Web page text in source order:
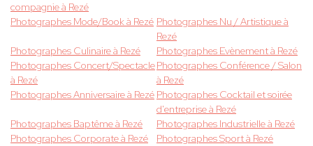
compagnie à Rezé
Photographes Mode/Book à Rezé Photographes Nu / Artistique à
Rezé
Photographes Culinaire à Rezé
Photographes Evènement à Rezé
Photographes Concert/Spectacle
à Rezé
Photographes Conférence / Salon
à Rezé
Photographes Anniversaire à Rezé Photographes Cocktail et soirée
d'entreprise à Rezé
Photographes Baptême à Rezé
Photographes Industrielle à Rezé
Photographes Corporate à Rezé
Photographes Sport à Rezé